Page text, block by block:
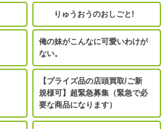
りゅうおうのおしごと!
俺の妹がこんなに可愛いわけが
ない。
【プライズ品の店頭買取/ご新
規様可】超緊急募集（緊急で必
要な商品になります）